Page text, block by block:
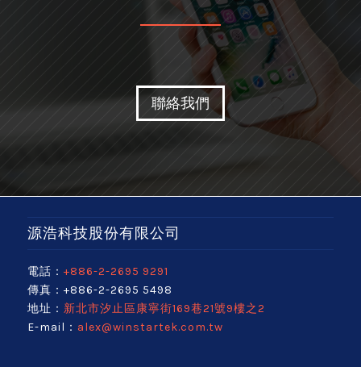
聯絡我們
源浩科技股份有限公司
電話： +886-2-2695 9291
傳真：+886-2-2695 5498
地址： 新北市汐止區康寧街169巷21號9樓之2
E-mail： alex@winstartek.com.tw